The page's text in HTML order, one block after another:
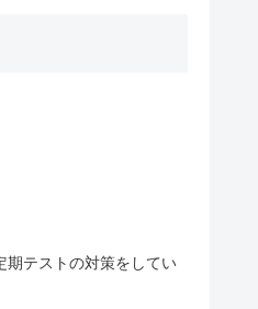
テストの対策をしてい